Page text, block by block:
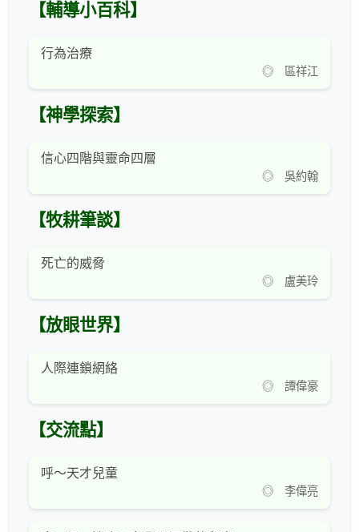
【輔導小百科】
行為治療
◎ 區祥江
【神學探索】
信心四階與靈命四層
◎ 吳約翰
【牧耕筆談】
死亡的威脅
◎ 盧美玲
【放眼世界】
人際連鎖網絡
◎ 譚偉豪
【交流點】
呼～天才兒童
◎ 李偉亮